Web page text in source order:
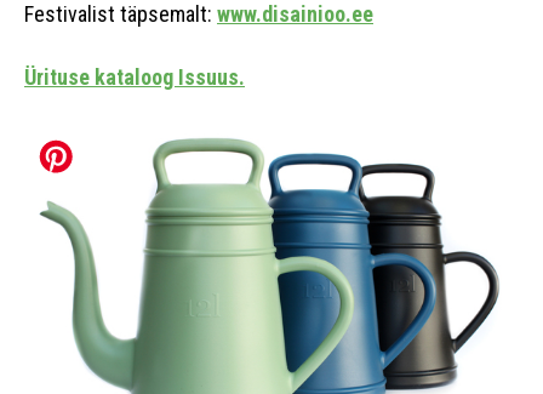
Festivalist täpsemalt: www.disainioo.ee
Ürituse kataloog Issuus.